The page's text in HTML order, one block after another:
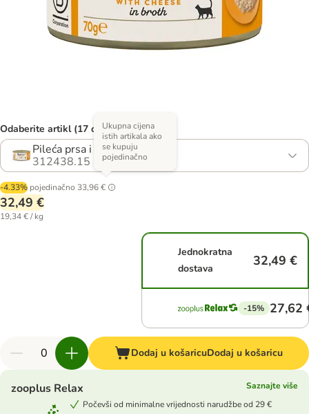
Odaberite artikl (17 opcija)
Pileća prsa i sir
312438.15
-4.33% pojedinačno 33,96 €
Ukupna cijena
istih artikala ako
se kupuju
pojedinačno
32,49 €
19,34 € / kg
Jednokratna
dostava
32,49 €
-15% 27,62
Dodaj u košaricuDodaj u košaricu
zooplus Relax
Saznajte više
Počevši od minimalne vrijednosti narudžbe od 29 €